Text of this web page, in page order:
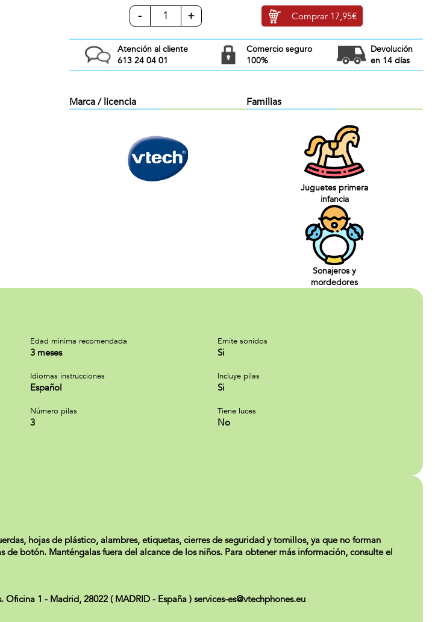
- + Comprar 17,95€
Atención al cliente
613 24 04 01
Comercio seguro
100%
Devolución
en 14 días
Marca / licencia Familias
Juguetes primera
infancia
Sonajeros y
mordedores
Edad minima recomendada
3 meses
Emite sonidos
Si
Idiomas instrucciones
Español
Incluye pilas
Si
Número pilas
3
Tiene luces
No
hojas de plástico, alambres, etiquetas, cierres de seguridad y tornillos, ya que no forman
botón. Manténgalas fuera del alcance de los niños. Para obtener más información, consulte el
1 - Madrid, 28022 ( MADRID - España ) services-es@vtechphones.eu